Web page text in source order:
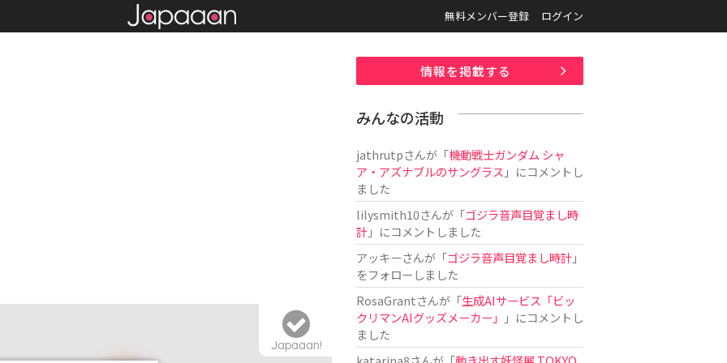
無料メンバー登録 ログイン
Japaaan!
情報を掲載する
みんなの活動
jathrutpさんが「機動戦士ガンダム シャ
ア・アズナブルのサングラス 」にコメントし
ました
lilysmith10さんが「ゴジラ音声目覚まし時
計」にコメントしました
アッキーさんが「ゴジラ音声目覚まし時計」
をフォローしました
RosaGrantさんが「生成AIサービス「ビッ
クリマンAIグッズメーカー」
」にコメントし
ました